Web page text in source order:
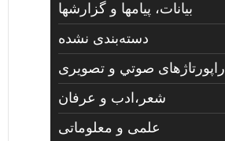
بیانات، پیامها و گزارشها
دسته‌بندی نشده
راپورتاژهای صوتي و تصويری
شعر،ادب و عرفان
علمی و معلوماتی